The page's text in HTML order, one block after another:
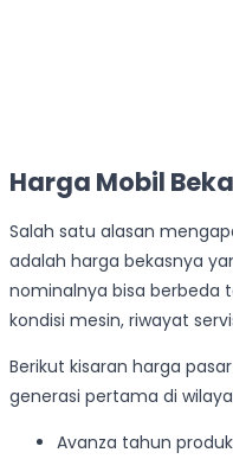
Harga Mobil
Salah satu alasan
adalah harga bekasnya
nominalnya bisa berbeda
kondisi mesin, riwayat
Berikut kisaran harga
generasi pertama di
Avanza tahun